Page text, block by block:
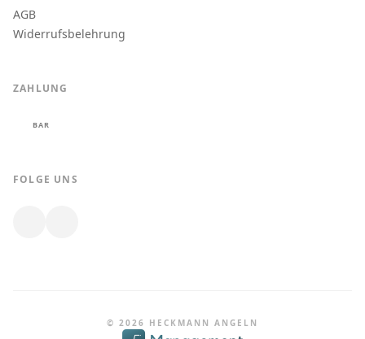
AGB
Widerrufsbelehrung
ZAHLUNG
BAR
FOLGE UNS
© 2026 HECKMANN ANGELN